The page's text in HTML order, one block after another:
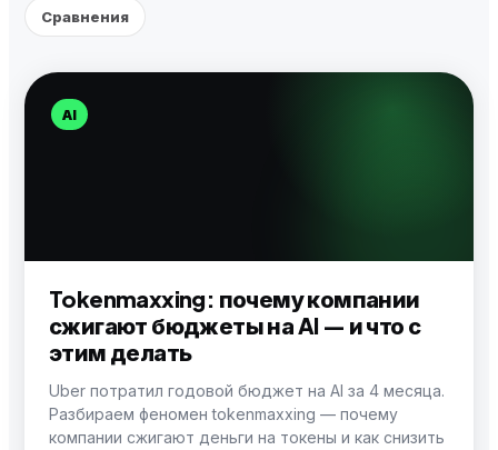
Сравнения
AI
Tokenmaxxing: почему компании
сжигают бюджеты на AI — и что с
этим делать
Uber потратил годовой бюджет на AI за 4 месяца.
Разбираем феномен tokenmaxxing — почему
компании сжигают деньги на токены и как снизить